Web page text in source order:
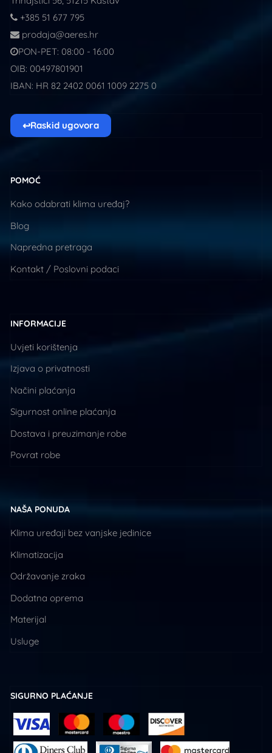
+385 51 677 795
prodaja@aeres.hr
PON-PET: 08:00 - 16:00
OIB: 00497801901
IBAN: HR 82 2402 0061 1009 2275 0
↩Raskid ugovora
POMOĆ
Kako odabrati klima uređaj?
Blog
Napredna pretraga
Kontakt / Poslovni podaci
INFORMACIJE
Uvjeti korištenja
Izjava o privatnosti
Načini plaćanja
Sigurnost online plaćanja
Dostava i preuzimanje robe
Povrat robe
NAŠA PONUDA
Klima uređaji bez vanjske jedinice
Klimatizacija
Održavanje zraka
Dodatna oprema
Materijal
Usluge
SIGURNO PLAĆANJE